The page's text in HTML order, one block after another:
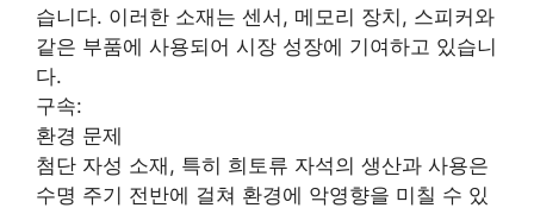
습니다. 이러한 소재는 센서, 메모리 장치, 스피커와
같은 부품에 사용되어 시장 성장에 기여하고 있습니
다.
구속:
환경 문제
첨단 자성 소재, 특히 희토류 자석의 생산과 사용은
수명 주기 전반에 걸쳐 환경에 악영향을 미칠 수 있